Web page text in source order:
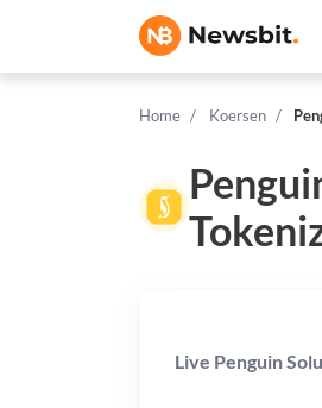
Home Koersen
Live Penguin